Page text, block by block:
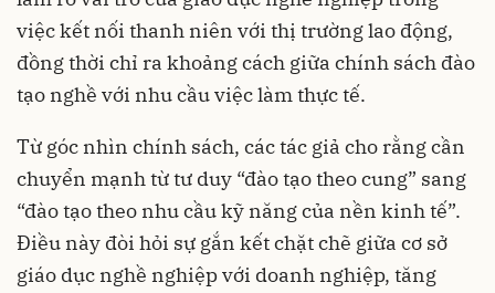
việc kết nối thanh niên với thị trường lao động,
đồng thời chỉ ra khoảng cách giữa chính sách đào
tạo nghề với nhu cầu việc làm thực tế.
Từ góc nhìn chính sách, các tác giả cho rằng cần
chuyển mạnh từ tư duy “đào tạo theo cung” sang
“đào tạo theo nhu cầu kỹ năng của nền kinh tế”.
Điều này đòi hỏi sự gắn kết chặt chẽ giữa cơ sở
giáo dục nghề nghiệp với doanh nghiệp, tăng